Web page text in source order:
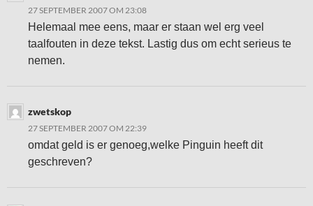
27 SEPTEMBER 2007 OM 23:08
Helemaal mee eens, maar er staan wel erg veel
taalfouten in deze tekst. Lastig dus om echt serieus te
nemen.
zwetskop
27 SEPTEMBER 2007 OM 22:39
omdat geld is er genoeg,welke Pinguin heeft dit
geschreven?